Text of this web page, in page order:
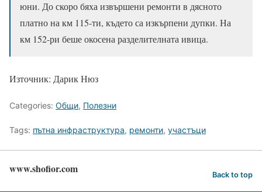
юни. До скоро бяха извършени ремонти в дясното
платно на км 115-ти, където са изкърпени дупки. На
км 152-ри беше окосена разделителната ивица.
Източник: Дарик Нюз
Categories: Общи, Полезни
Tags: пътна инфраструктура, ремонти, участъци
www.shofior.com Back to top